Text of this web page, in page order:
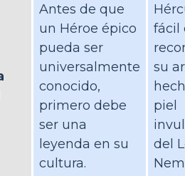
Antes de que
un Héroe épico
pueda ser
universalmente
conocido,
primero debe
ser una
leyenda en su
cultura.
fácil
su
piel
del